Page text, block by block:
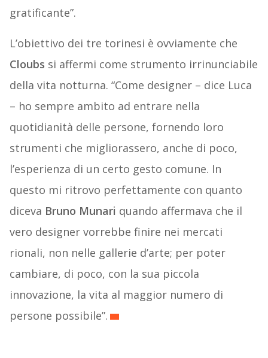
gratificante”.
L’obiettivo dei tre torinesi è ovviamente che
Cloubs si affermi come strumento irrinunciabile
della vita notturna. “Come designer – dice Luca
– ho sempre ambito ad entrare nella
quotidianità delle persone, fornendo loro
strumenti che migliorassero, anche di poco,
l’esperienza di un certo gesto comune. In
questo mi ritrovo perfettamente con quanto
diceva Bruno Munari quando affermava che il
vero designer vorrebbe finire nei mercati
rionali, non nelle gallerie d’arte; per poter
cambiare, di poco, con la sua piccola
innovazione, la vita al maggior numero di
persone possibile”.